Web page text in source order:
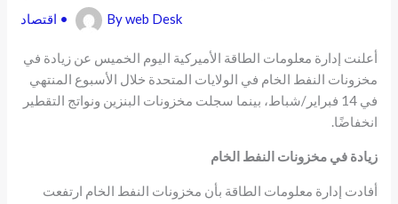
اقتصاد • Byweb Desk
أعلنت إدارة معلومات الطاقة الأميركية اليوم الخميس عن زيادة في
مخزونات النفط الخام في الولايات المتحدة خلال الأسبوع المنتهي
في 14 فبراير/شباط، بينما سجلت مخزونات البنزين ونواتج التقطير
انخفاضًا.
زيادة في مخزونات النفط الخام
أفادت إدارة معلومات الطاقة بأن مخزونات النفط الخام ارتفعت